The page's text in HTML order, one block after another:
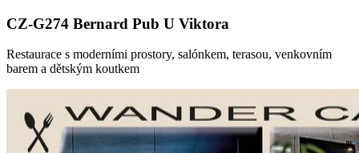
CZ-G274 Bernard Pub U Viktora
Restaurace s moderními prostory, salónkem, terasou, venkovním
barem a dětským koutkem